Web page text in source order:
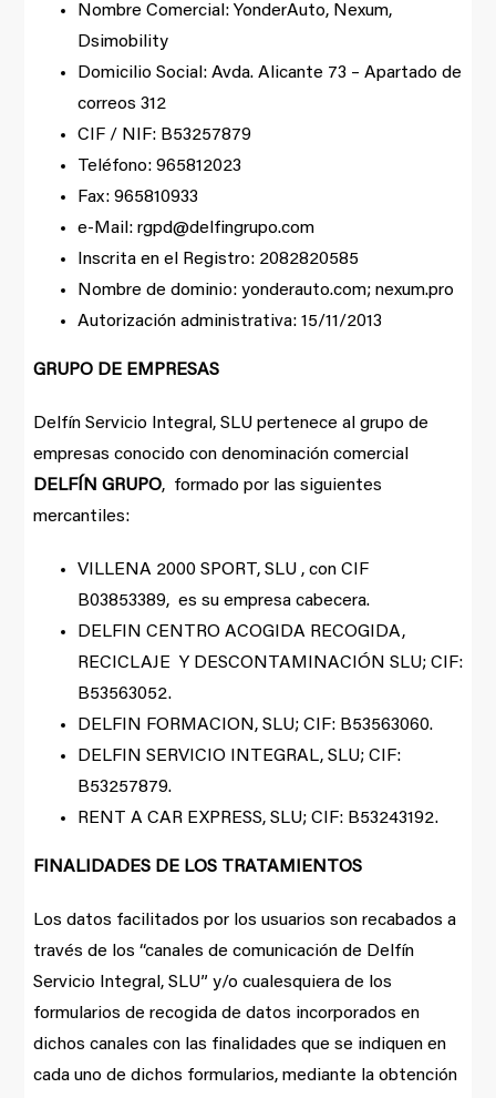
Nombre Comercial: YonderAuto, Nexum,
Dsimobility
Domicilio Social: Avda. Alicante 73 – Apartado de
correos 312
CIF / NIF: B53257879
Teléfono: 965812023
Fax: 965810933
e-Mail: rgpd@delfingrupo.com
Inscrita en el Registro: 2082820585
Nombre de dominio: yonderauto.com; nexum.pro
Autorización administrativa: 15/11/2013
GRUPO DE EMPRESAS
Delfín Servicio Integral, SLU pertenece al grupo de
empresas conocido con denominación comercial
DELFÍN GRUPO, formado por las siguientes
mercantiles:
VILLENA 2000 SPORT, SLU , con CIF
B03853389, es su empresa cabecera.
DELFIN CENTRO ACOGIDA RECOGIDA,
RECICLAJE Y DESCONTAMINACIÓN SLU; CIF:
B53563052.
DELFIN FORMACION, SLU; CIF: B53563060.
DELFIN SERVICIO INTEGRAL, SLU; CIF:
B53257879.
RENT A CAR EXPRESS, SLU; CIF: B53243192.
FINALIDADES DE LOS TRATAMIENTOS
Los datos facilitados por los usuarios son recabados a
través de los “canales de comunicación de Delfín
Servicio Integral, SLU” y/o cualesquiera de los
formularios de recogida de datos incorporados en
dichos canales con las finalidades que se indiquen en
cada uno de dichos formularios, mediante la obtención